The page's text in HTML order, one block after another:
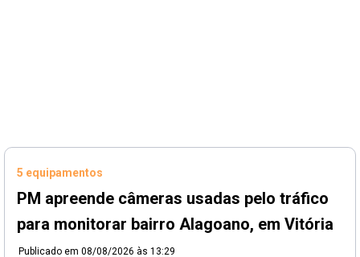
5 equipamentos
PM apreende câmeras usadas pelo tráfico
para monitorar bairro Alagoano, em Vitória
Publicado em 08/08/2026 às 13:29